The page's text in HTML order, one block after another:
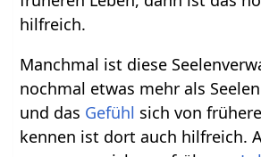
hilfreich.
Manchmal ist diese
nochmal etwas mehr als
und das Gefühl sich von
kennen ist dort auch hilfreich.